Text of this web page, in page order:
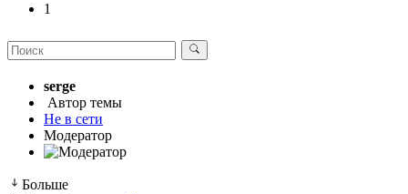
1
serge
Автор темы
Не в сети
Модератор
Больше